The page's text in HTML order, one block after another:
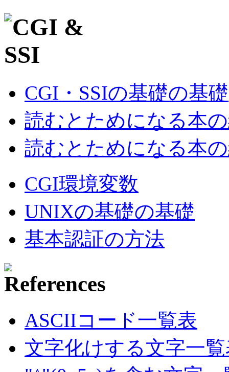
CGI・SSIの基礎の基礎
読むとためになる本
読むとためになる本
CGI環境変数
UNIXの基礎の基礎
基本認証の方法
ASCIIコード一覧表
文字化けする文字一